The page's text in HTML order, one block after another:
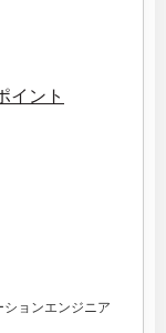
イント
ョンエンジニア